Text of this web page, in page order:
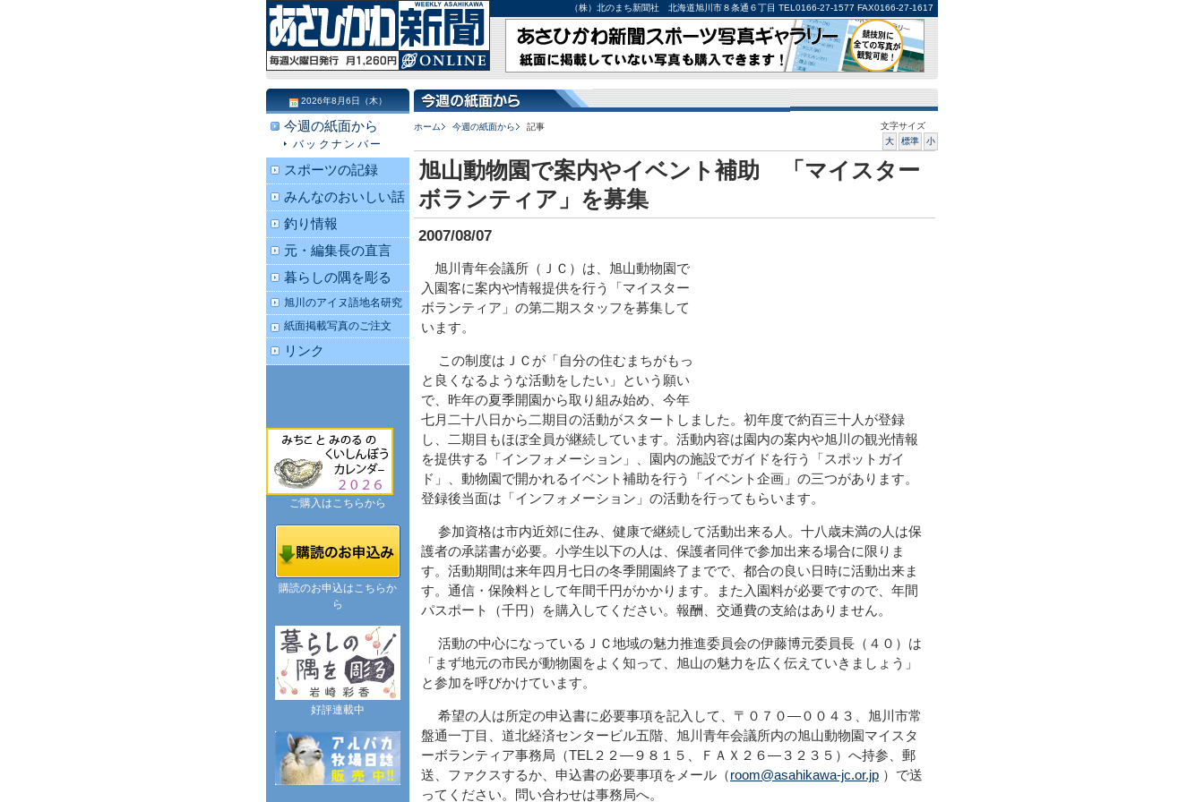
（株）北のまち新聞社 北海道旭川市８条通６丁目 TEL0166-27-1577 FAX0166-27-1617
ホーム 今週の紙面から 記事
文字サイズ
大
標準 小
旭山動物園で案内やイベント補助 「マイスター
ボランティア」を募集
2007/08/07
旭川青年会議所（ＪＣ）は、旭山動物園で
入園客に案内や情報提供を行う「マイスター
ボランティア」の第二期スタッフを募集して
います。
この制度はＪＣが「自分の住むまちがもっ
と良くなるような活動をしたい」という願い
で、昨年の夏季開園から取り組み始め、今年
七月二十八日から二期目の活動がスタートしました。初年度で約百三十人が登録
し、二期目もほぼ全員が継続しています。活動内容は園内の案内や旭川の観光情報
を提供する「インフォメーション」、園内の施設でガイドを行う「スポットガイ
ド」、動物園で開かれるイベント補助を行う「イベント企画」の三つがあります。
登録後当面は「インフォメーション」の活動を行ってもらいます。
参加資格は市内近郊に住み、健康で継続して活動出来る人。十八歳未満の人は保
護者の承諾書が必要。小学生以下の人は、保護者同伴で参加出来る場合に限りま
す。活動期間は来年四月七日の冬季開園終了までで、都合の良い日時に活動出来ま
す。通信・保険料として年間千円がかかります。また入園料が必要ですので、年間
パスポート（千円）を購入してください。報酬、交通費の支給はありません。
活動の中心になっているＪＣ地域の魅力推進委員会の伊藤博元委員長（４０）は
「まず地元の市民が動物園をよく知って、旭山の魅力を広く伝えていきましょう」
と参加を呼びかけています。
希望の人は所定の申込書に必要事項を記入して、〒０７０―００４３、旭川市常
盤通一丁目、道北経済センタービル五階、旭川青年会議所内の旭山動物園マイスタ
ーボランティア事務局（TEL２２―９８１５、ＦＡＸ２６―３２３５）へ持参、郵
送、ファクスするか、申込書の必要事項をメール（room@asahikawa-jc.or.jp ）で送
ってください。問い合わせは事務局へ。
2026年8月6日（木）
今週の紙面から
バックナンバー
スポーツの記録
みんなのおいしい話
釣り情報
元・編集長の直言
暮らしの隅を彫る
旭川のアイヌ語地名研究
紙面掲載写真のご注文
リンク
ご購入はこちらから
購読のお申込はこちらか
ら
好評連載中